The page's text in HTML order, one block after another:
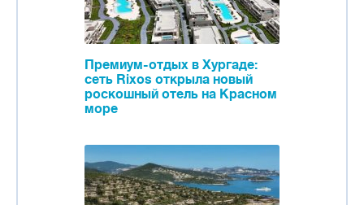
Премиум-отдых в Хургаде:
сеть Rixos открыла новый
роскошный отель на Красном
море